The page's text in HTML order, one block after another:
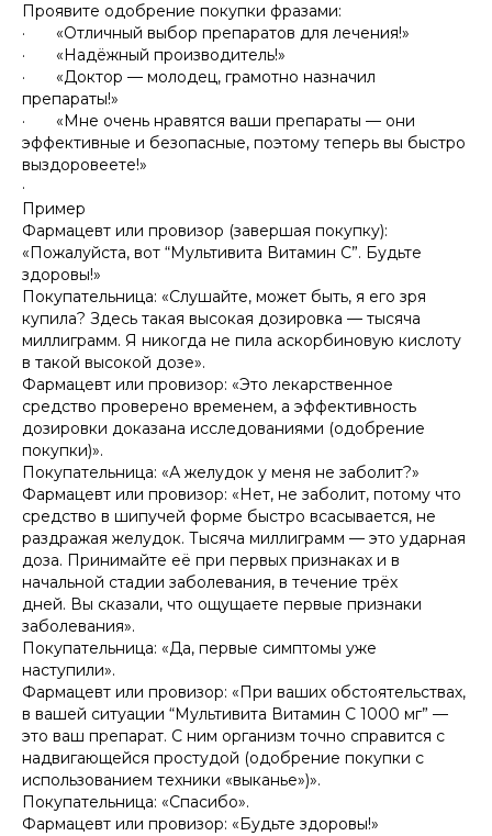
Проявите одобрение покупки фразами:
· «Отличный выбор препаратов для лечения!»
· «Надёжный производитель!»
· «Доктор — молодец, грамотно назначил
препараты!»
· «Мне очень нравятся ваши препараты — они
эффективные и безопасные, поэтому теперь вы быстро
выздоровеете!»
·
Пример
Фармацевт или провизор (завершая покупку):
«Пожалуйста, вот “Мультивита Витамин С”. Будьте
здоровы!»
Покупательница: «Слушайте, может быть, я его зря
купила? Здесь такая высокая дозировка — тысяча
миллиграмм. Я никогда не пила аскорбиновую кислоту
в такой высокой дозе».
Фармацевт или провизор: «Это лекарственное
средство проверено временем, а эффективность
дозировки доказана исследованиями (одобрение
покупки)».
Покупательница: «А желудок у меня не заболит?»
Фармацевт или провизор: «Нет, не заболит, потому что
средство в шипучей форме быстро всасывается, не
раздражая желудок. Тысяча миллиграмм — это ударная
доза. Принимайте её при первых признаках и в
начальной стадии заболевания, в течение трёх
дней. Вы сказали, что ощущаете первые признаки
заболевания».
Покупательница: «Да, первые симптомы уже
наступили».
Фармацевт или провизор: «При ваших обстоятельствах,
в вашей ситуации “Мультивита Витамин С 1000 мг” —
это ваш препарат. С ним организм точно справится с
надвигающейся простудой (одобрение покупки с
использованием техники «выканье»)».
Покупательница: «Спасибо».
Фармацевт или провизор: «Будьте здоровы!»